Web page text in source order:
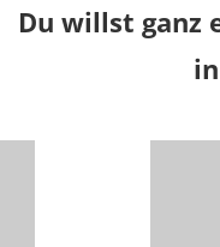
Du willst ganz